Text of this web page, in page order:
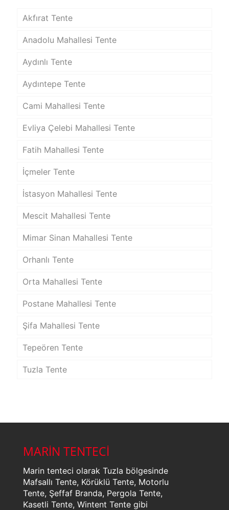
Akfırat Tente
Anadolu Mahallesi Tente
Aydınlı Tente
Aydıntepe Tente
Cami Mahallesi Tente
Evliya Çelebi Mahallesi Tente
Fatih Mahallesi Tente
İçmeler Tente
İstasyon Mahallesi Tente
Mescit Mahallesi Tente
Mimar Sinan Mahallesi Tente
Orhanlı Tente
Orta Mahallesi Tente
Postane Mahallesi Tente
Şifa Mahallesi Tente
Tepeören Tente
Tuzla Tente
MARİN TENTECİ
Marin tenteci olarak Tuzla bölgesinde
Mafsallı Tente, Körüklü Tente, Motorlu
Tente, Şeffaf Branda, Pergola Tente,
Kasetli Tente, Wintent Tente gibi